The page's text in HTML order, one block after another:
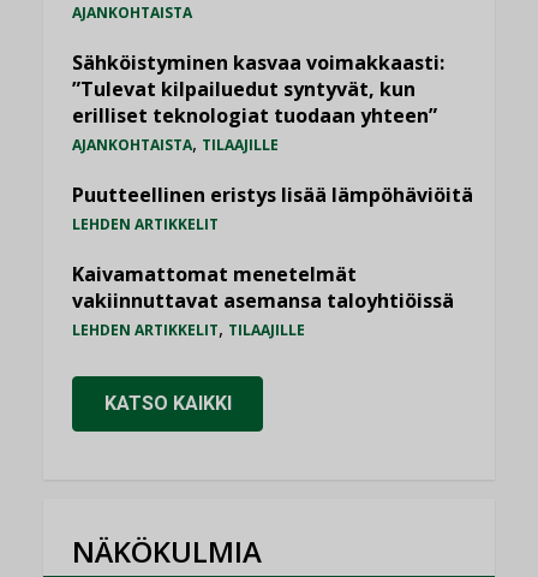
AJANKOHTAISTA
Sähköistyminen kasvaa voimakkaasti:
”Tulevat kilpailuedut syntyvät, kun
erilliset teknologiat tuodaan yhteen”
AJANKOHTAISTA, TILAAJILLE
Puutteellinen eristys lisää lämpöhäviöitä
LEHDEN ARTIKKELIT
Kaivamattomat menetelmät
vakiinnuttavat asemansa taloyhtiöissä
LEHDEN ARTIKKELIT, TILAAJILLE
KATSO KAIKKI
NÄKÖKULMIA